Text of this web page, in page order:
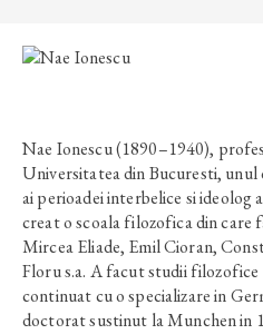
Nae Ionescu (1890–1940),
Universitatea din Bucuresti,
ai perioadei interbelice si ideolog
creat o scoala filozofica din care
Mircea Eliade, Emil Cioran,
Floru s.a. A facut studii filozofice
continuat cu o specializare in
doctorat sustinut la Munchen in